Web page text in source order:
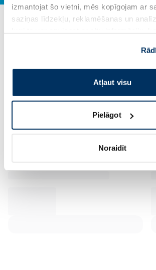
izmantojat šo vietni, mēs kopīgojam ar
saziņas līdzekļu, reklamēšanas un
pakalpojumus. Ja piekrītat šo papildu
izmantošanai, lūdzu, atzīmējiet savu
Atļaut visu
Pielāgot
Noraidīt
Populārākie kategorijā